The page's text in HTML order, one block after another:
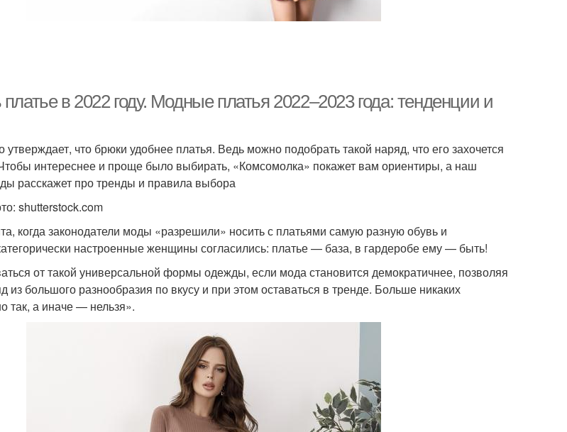
в 2022 году. Модные платья 2022–2023 года: тенденции и
утверждает, что брюки удобнее платья. Ведь можно подобрать такой наряд, что его захочется
интереснее и проще было выбирать, «Комсомолка» покажет вам ориентиры, а наш
расскажет про тренды и правила выбора
shutterstock.com
когда законодатели моды «разрешили» носить с платьями самую разную обувь и
настроенные женщины согласились: платье — база, в гардеробе ему — быть!
от такой универсальной формы одежды, если мода становится демократичнее, позволяя
из большого разнообразия по вкусу и при этом оставаться в тренде. Больше никаких
так, а иначе — нельзя».